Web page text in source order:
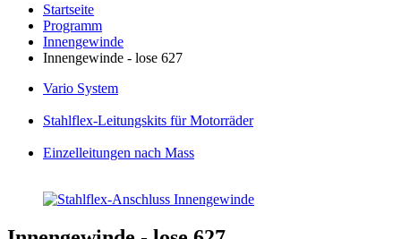
Startseite
Programm
Innengewinde
Innengewinde - lose 627
Vario System
Stahlflex-Leitungskits für Motorräder
Einzelleitungen nach Mass